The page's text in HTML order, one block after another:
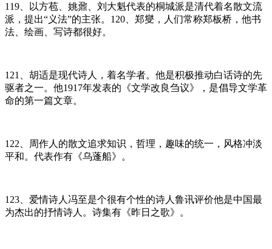
119、以方苞、姚鼐、刘大魁代表的桐城派是清代着名散文流
派，提出“义法”的主张。120、郑燮，人们常称郑板桥，他书
法、绘画、写诗都很好。
121、胡适是现代诗人，着名学者。他是积极推动白话诗的先
驱者之一。他1917年发表的《文学改良刍议》，是倡导文学革
命的第一篇文章。
122、周作人的散文追求知识，哲理，趣味的统一，风格冲淡
平和。代表作有《乌蓬船》。
123、爱情诗人冯至是个很有个性的诗人鲁讯评价他是中国最
为杰出的抒情诗人。诗集有《昨日之歌》。